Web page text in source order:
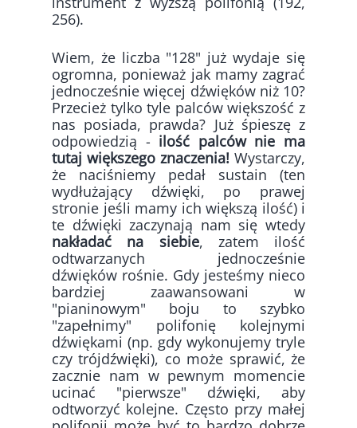
256).
Wiem, że liczba "128" już wydaje się
ogromna, ponieważ jak mamy zagrać
jednocześnie więcej dźwięków niż 10?
Przecież tylko tyle palców większość z
nas posiada, prawda? Już śpieszę z
odpowiedzią - ilość palców nie ma
tutaj większego znaczenia! Wystarczy,
że naciśniemy pedał sustain (ten
wydłużający dźwięki, po prawej
stronie jeśli mamy ich większą ilość) i
te dźwięki zaczynają nam się wtedy
nakładać na siebie, zatem ilość
odtwarzanych jednocześnie
dźwięków rośnie. Gdy jesteśmy nieco
bardziej zaawansowani w
"pianinowym" boju to szybko
"zapełnimy" polifonię kolejnymi
dźwiękami (np. gdy wykonujemy tryle
czy trójdźwięki), co może sprawić, że
zacznie nam w pewnym momencie
ucinać "pierwsze" dźwięki, aby
odtworzyć kolejne. Często przy małej